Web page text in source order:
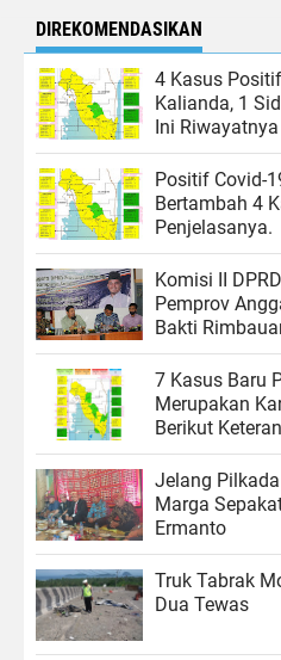
DIREKOMENDASIKAN
4 Kasus
Kalianda, 1
Ini Riwayatnya
Positif Covid-
Bertambah 4
Penjelasanya.
Komisi II
Pemprov
Bakti
7 Kasus Baru
Merupakan
Berikut
Jelang
Marga
Ermanto
Truk Tabrak
Dua Tewas